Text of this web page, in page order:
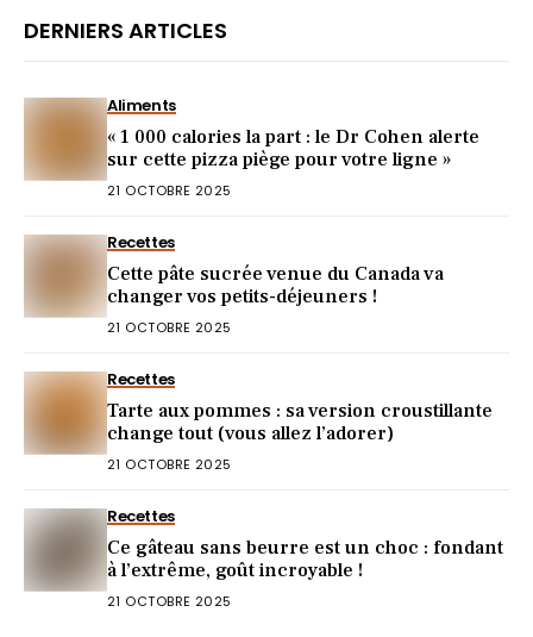
DERNIERS ARTICLES
Aliments
« 1 000 calories la part : le Dr Cohen alerte
sur cette pizza piège pour votre ligne »
21 OCTOBRE 2025
Recettes
Cette pâte sucrée venue du Canada va
changer vos petits-déjeuners !
21 OCTOBRE 2025
Recettes
Tarte aux pommes : sa version croustillante
change tout (vous allez l’adorer)
21 OCTOBRE 2025
Recettes
Ce gâteau sans beurre est un choc : fondant
à l’extrême, goût incroyable !
21 OCTOBRE 2025